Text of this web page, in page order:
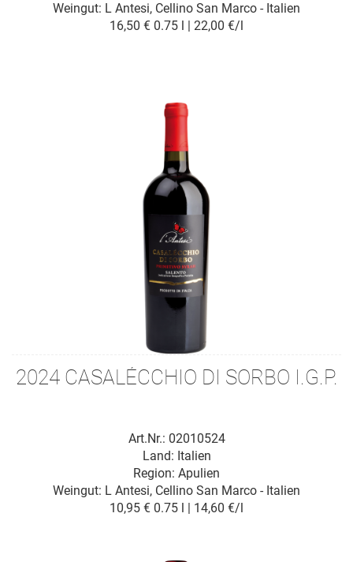
Weingut: L Antesi, Cellino San Marco - Italien
16,50 € 0.75 l | 22,00 €/l
2024 CASALÉCCHIO DI SORBO I.G.P.
Art.Nr.: 02010524
Weingut: L Antesi, Cellino San Marco - Italien
Land: Italien
Region: Apulien
10,95 € 0.75 l | 14,60 €/l